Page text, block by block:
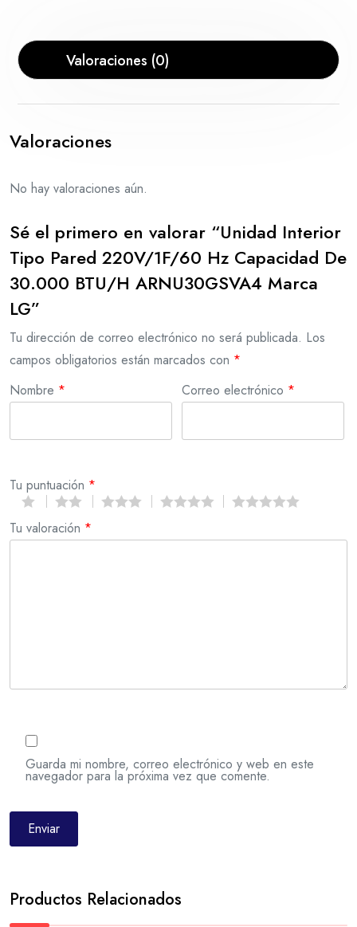
Valoraciones (0)
Valoraciones
No hay valoraciones aún.
Sé el primero en valorar “Unidad Interior
Tipo Pared 220V/1F/60 Hz Capacidad De
30.000 BTU/H ARNU30GSVA4 Marca
LG”
Tu dirección de correo electrónico no será publicada. Los
campos obligatorios están marcados con *
Nombre * Correo electrónico *
Tu puntuación *
Tu valoración *
Guarda mi nombre, correo electrónico y web en este
navegador para la próxima vez que comente.
Productos Relacionados